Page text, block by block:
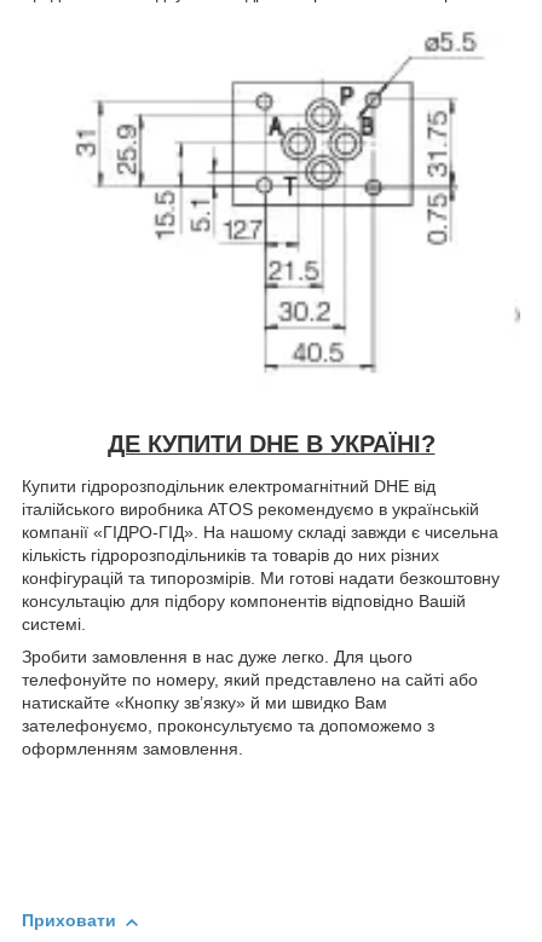
ДЕ КУПИТИ DHE В УКРАЇНІ?
Купити гідророзподільник електромагнітний DHE від
італійського виробника ATOS рекомендуємо в українській
компанії «ГІДРО-ГІД». На нашому складі завжди є чисельна
кількість гідророзподільників та товарів до них різних
конфігурацій та типорозмірів. Ми готові надати безкоштовну
консультацію для підбору компонентів відповідно Вашій
системі.
Зробити замовлення в нас дуже легко. Для цього
телефонуйте по номеру, який представлено на сайті або
натискайте «Кнопку зв’язку» й ми швидко Вам
зателефонуємо, проконсультуємо та допоможемо з
оформленням замовлення.
Приховати